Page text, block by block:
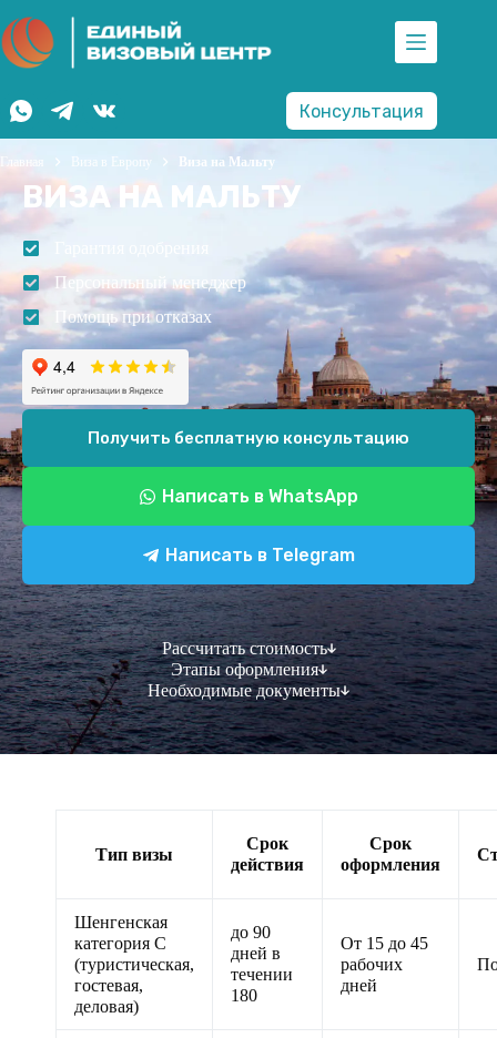
Консультация
Главная Виза в Европу Виза на Мальту
ВИЗА НА МАЛЬТУ
Персональный менеджер
Помощь при отказах
Получить бесплатную консультацию
Написать в WhatsApp
Написать в Telegram
Рассчитать стоимость
Этапы оформления
Необходимые документы
Тип визы
Срок
действия
Срок
оформления
Шенгенская
категория C
(туристическая,
гостевая,
деловая)
до 90
дней в
течении
180
От 15 до 45
рабочих
дней